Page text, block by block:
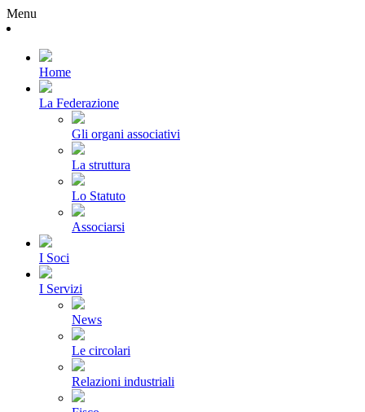
Menu
Home
La Federazione
Gli organi associativi
La struttura
Lo Statuto
Associarsi
I Soci
I Servizi
News
Le circolari
Relazioni industriali